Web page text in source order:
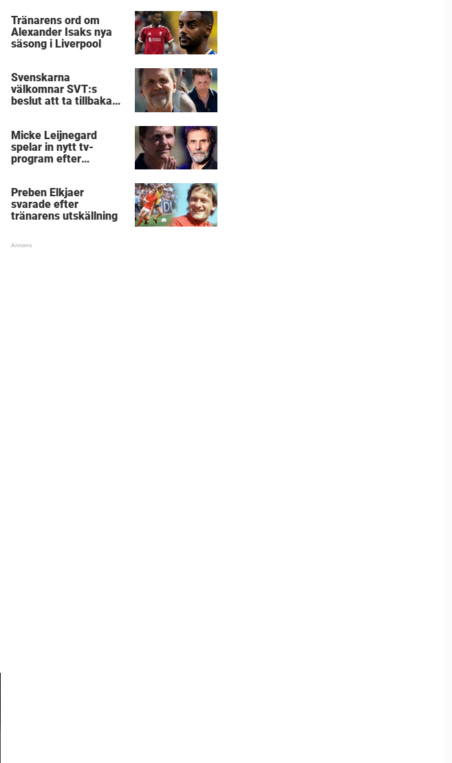
Tränarens ord om
Alexander Isaks nya
säsong i Liverpool
Svenskarna
välkomnar SVT:s
beslut att ta tillbaka
Micke Leijnegard
spelar in nytt tv-
program efter
Preben Elkjaer
svarade efter
tränarens utskällning